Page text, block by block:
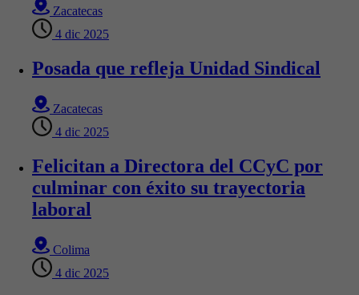
Zacatecas
4 dic 2025
Posada que refleja Unidad Sindical
Zacatecas
4 dic 2025
Felicitan a Directora del CCyC por
culminar con éxito su trayectoria
laboral
Colima
4 dic 2025